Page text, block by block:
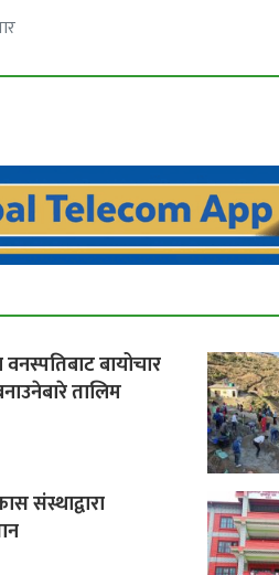
वनस्पतिबाट बायोचार
तालिम
संस्थाद्वारा